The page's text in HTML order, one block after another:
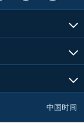
中国时间